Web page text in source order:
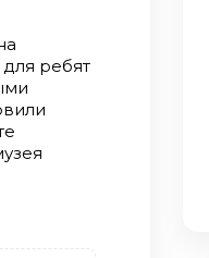
ребят